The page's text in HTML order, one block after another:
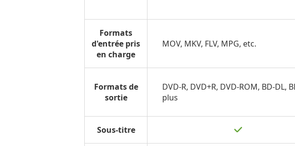
Formats
d'entrée pris
en charge
MOV, MKV, FLV, MPG, etc.
Formats de
sortie
DVD-R, DVD+R, DVD-ROM, BD-DL,
plus
Sous-titre